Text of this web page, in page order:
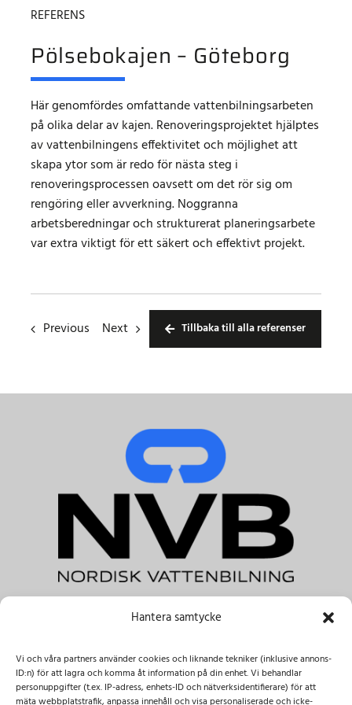
Hantera samtycke
Vi och våra partners använder cookies och liknande tekniker (inklusive annons-
ID:n) för att lagra och komma åt information på din enhet. Vi behandlar
personuppgifter (t.ex. IP-adress, enhets-ID och nätverksidentifierare) för att
mäta webbplatstrafik, anpassa innehåll och visa personaliserade och icke-
REFERENS
Pölsebokajen – Göteborg
Här genomfördes omfattande vattenbilningsarbeten
på olika delar av kajen. Renoveringsprojektet hjälptes
av vattenbilningens effektivitet och möjlighet att
skapa ytor som är redo för nästa steg i
renoveringsprocessen oavsett om det rör sig om
rengöring eller avverkning. Noggranna
arbetsberedningar och strukturerat planeringsarbete
var extra viktigt för ett säkert och effektivt projekt.
Previous Next Tillbaka till alla referenser
NVB Nordisk Vattenbilning AB
E-post:info@nvbab.se
Besöksadress: